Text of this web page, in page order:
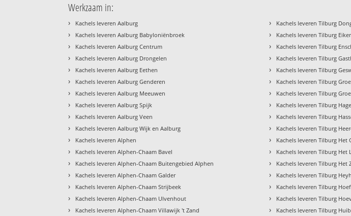
Werkzaam in:
› Kachels leveren Aalburg
› Kachels leveren Aalburg Babyloniënbroek
› Kachels leveren Aalburg Centrum
› Kachels leveren Aalburg Drongelen
› Kachels leveren Aalburg Eethen
› Kachels leveren Aalburg Genderen
› Kachels leveren Aalburg Meeuwen
› Kachels leveren Aalburg Spijk
› Kachels leveren Aalburg Veen
› Kachels leveren Aalburg Wijk en Aalburg
› Kachels leveren Alphen
› Kachels leveren Alphen-Chaam Bavel
› Kachels leveren Alphen-Chaam Buitengebied Alphen
› Kachels leveren Alphen-Chaam Galder
› Kachels leveren Alphen-Chaam Strijbeek
› Kachels leveren Alphen-Chaam Ulvenhout
› Kachels leveren Alphen-Chaam Villawijk 't Zand
› Kachels leveren Tilburg
› Kachels leveren Tilburg
› Kachels leveren Tilburg
› Kachels leveren Tilburg
› Kachels leveren Tilburg
› Kachels leveren Tilburg
› Kachels leveren Tilburg
› Kachels leveren Tilburg
› Kachels leveren Tilburg
› Kachels leveren Tilburg
› Kachels leveren Tilburg Het
› Kachels leveren Tilburg Het
› Kachels leveren Tilburg Het
› Kachels leveren Tilburg
› Kachels leveren Tilburg
› Kachels leveren Tilburg
› Kachels leveren Tilburg